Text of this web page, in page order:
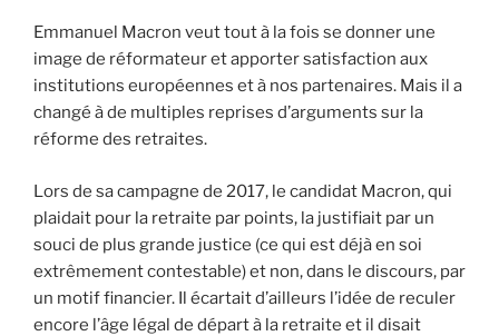
Emmanuel Macron veut tout à la fois se donner une
image de réformateur et apporter satisfaction aux
institutions européennes et à nos partenaires. Mais il a
changé à de multiples reprises d’arguments sur la
réforme des retraites.
Lors de sa campagne de 2017, le candidat Macron, qui
plaidait pour la retraite par points, la justifiait par un
souci de plus grande justice (ce qui est déjà en soi
extrêmement contestable) et non, dans le discours, par
un motif financier. Il écartait d’ailleurs l’idée de reculer
encore l’âge légal de départ à la retraite et il disait